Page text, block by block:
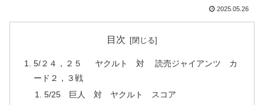
2025.05.26
目次
5/２４，２５ ヤクルト 対 読売ジャイアンツ カ
ード２，３戦
5/25 巨人 対 ヤクルト スコア